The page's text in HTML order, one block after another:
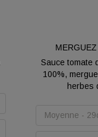
Sauce tomate
100%,
herbes